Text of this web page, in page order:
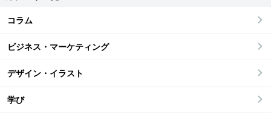
コラム
ビジネス・マーケティング
デザイン・イラスト
学び